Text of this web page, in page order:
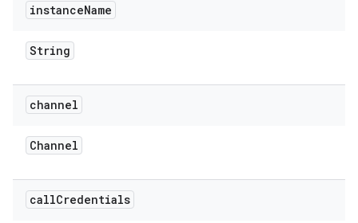
instanceName
String
channel
Channel
callCredentials